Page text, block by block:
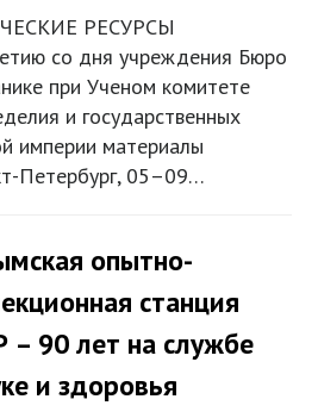
РЕСУРСЫ
со дня учреждения Бюро
при Ученом комитете
и государственных
империи материалы
Петербург, 05–09…
опытно-
станция
– 90 лет на службе
и здоровья